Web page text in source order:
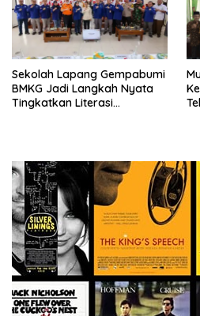
Sekolah Lapang Gempabumi
BMKG Jadi Langkah Nyata
Tingkatkan Literasi